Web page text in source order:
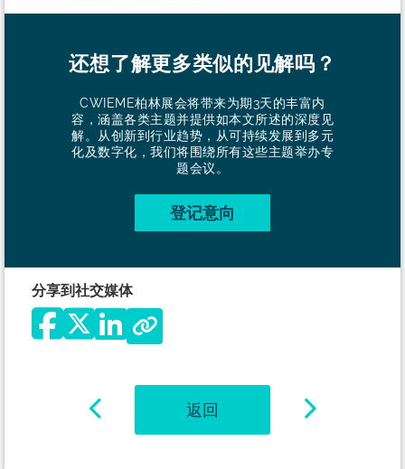
还想了解更多类似的见解吗？
CWIEME柏林展会将带来为期3天的丰富内
容，涵盖各类主题并提供如本文所述的深度见
解。从创新到行业趋势，从可持续发展到多元
化及数字化，我们将围绕所有这些主题举办专
题会议。
登记意向
分享到社交媒体
返回